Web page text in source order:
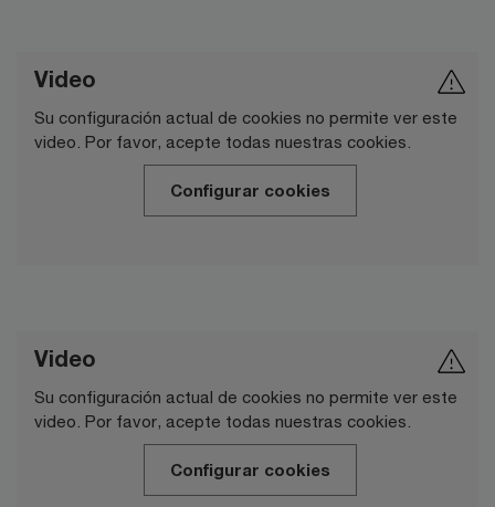
Video
Su configuración actual de cookies no permite ver este
video. Por favor, acepte todas nuestras cookies.
Configurar cookies
Video
Su configuración actual de cookies no permite ver este
video. Por favor, acepte todas nuestras cookies.
Configurar cookies